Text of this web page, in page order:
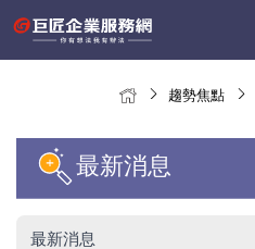
趨勢焦點
最新消息
最新消息